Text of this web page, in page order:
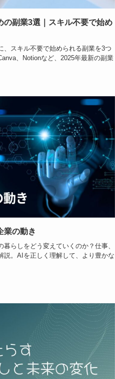
の副業3選｜スキル不要で始め
、スキル不要で始められる副業を3つ
、Notionなど、2025年最新の副業
業の動き
らしをどう変えていくのか？仕事、
説。AIを正しく理解して、より豊かな